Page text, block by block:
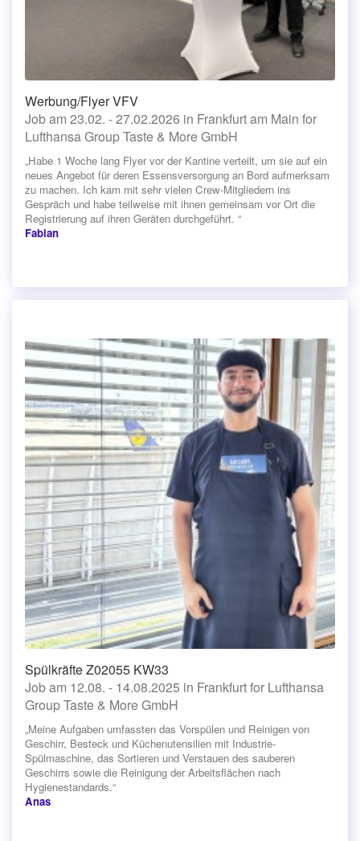
Werbung/Flyer VFV
Job am 23.02. - 27.02.2026 in Frankfurt am Main for
Lufthansa Group Taste & More GmbH
„Habe 1 Woche lang Flyer vor der Kantine verteilt, um sie auf ein
neues Angebot für deren Essensversorgung an Bord aufmerksam
zu machen. Ich kam mit sehr vielen Crew-Mitgliedern ins
Gespräch und habe teilweise mit ihnen gemeinsam vor Ort die
Registrierung auf ihren Geräten durchgeführt. “
Fabian
Spülkräfte Z02055 KW33
Job am 12.08. - 14.08.2025 in Frankfurt for Lufthansa
Group Taste & More GmbH
„Meine Aufgaben umfassten das Vorspülen und Reinigen von
Geschirr, Besteck und Küchenutensilien mit Industrie-
Spülmaschine, das Sortieren und Verstauen des sauberen
Geschirrs sowie die Reinigung der Arbeitsflächen nach
Hygienestandards.“
Anas